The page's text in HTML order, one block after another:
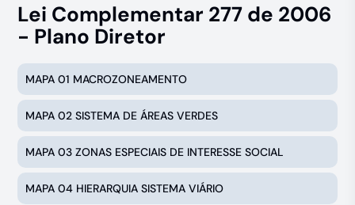
Lei Complementar 277 de 2006
- Plano Diretor
MAPA 01 MACROZONEAMENTO
MAPA 02 SISTEMA DE ÁREAS VERDES
MAPA 03 ZONAS ESPECIAIS DE INTERESSE SOCIAL
MAPA 04 HIERARQUIA SISTEMA VIÁRIO